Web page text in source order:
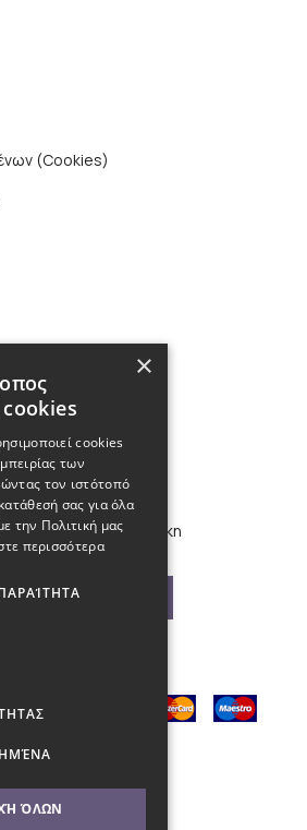
(Cookies)
224 460
44, 54621, Θεσσαλονίκη
μας στο χάρτη
×
cookies
cookies
των
τον ιστότοπό
σας για όλα
την Πολιτική μας
περισσότερα
ΌΛΩΝ